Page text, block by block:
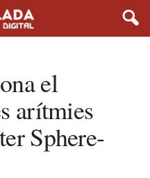
el
arítmies
Sphere-